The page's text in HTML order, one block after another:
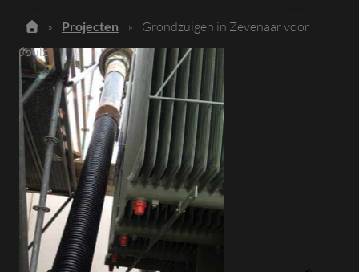
» Projecten »
Grondzuigen in Zevenaar voor
Joulz